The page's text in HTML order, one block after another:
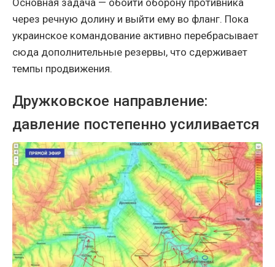
через речную долину и выйти ему во фланг. Пока
украинское командование активно перебрасывает
сюда дополнительные резервы, что сдерживает
темпы продвижения.
Дружковское направление:
давление постепенно усиливается